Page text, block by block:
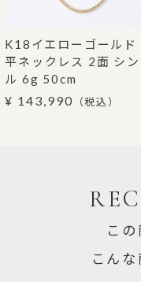
K18イエローゴールド
平ネックレス 2面 シ
ル 6g 50cm
¥ 143,990 （税込）
こ
こん